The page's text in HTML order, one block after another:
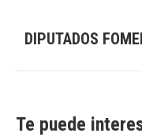
DIPUTADOS
Te puede